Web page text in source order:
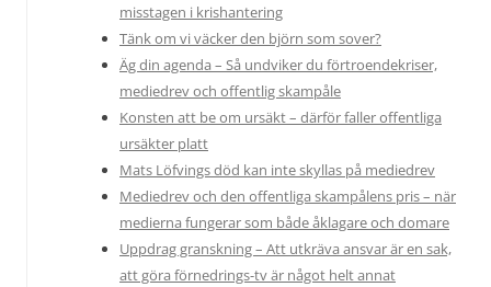
misstagen i krishantering
Tänk om vi väcker den björn som sover?
Äg din agenda – Så undviker du förtroendekriser,
mediedrev och offentlig skampåle
Konsten att be om ursäkt – därför faller offentliga
ursäkter platt
Mats Löfvings död kan inte skyllas på mediedrev
Mediedrev och den offentliga skampålens pris – när
medierna fungerar som både åklagare och domare
Uppdrag granskning – Att utkräva ansvar är en sak,
att göra förnedrings-tv är något helt annat